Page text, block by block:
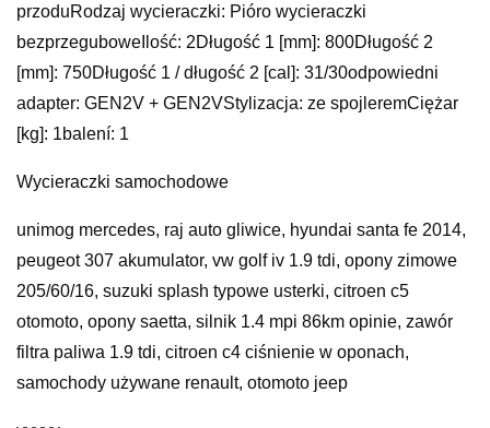
przoduRodzaj wycieraczki: Pióro wycieraczki
bezprzeguboweIlość: 2Długość 1 [mm]: 800Długość 2
[mm]: 750Długość 1 / długość 2 [cal]: 31/30odpowiedni
adapter: GEN2V + GEN2VStylizacja: ze spojleremCiężar
[kg]: 1balení: 1
Wycieraczki samochodowe
unimog mercedes, raj auto gliwice, hyundai santa fe 2014,
peugeot 307 akumulator, vw golf iv 1.9 tdi, opony zimowe
205/60/16, suzuki splash typowe usterki, citroen c5
otomoto, opony saetta, silnik 1.4 mpi 86km opinie, zawór
filtra paliwa 1.9 tdi, citroen c4 ciśnienie w oponach,
samochody używane renault, otomoto jeep